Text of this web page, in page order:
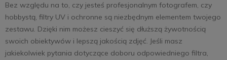
Bez względu na to, czy jesteś profesjonalnym fotografem, czy
hobbystą, filtry UV i ochronne są niezbędnym elementem twojego
zestawu. Dzięki nim możesz cieszyć się dłuższą żywotnością
swoich obiektywów i lepszą jakością zdjęć. Jeśli masz
jakiekolwiek pytania dotyczące doboru odpowiedniego filtra,